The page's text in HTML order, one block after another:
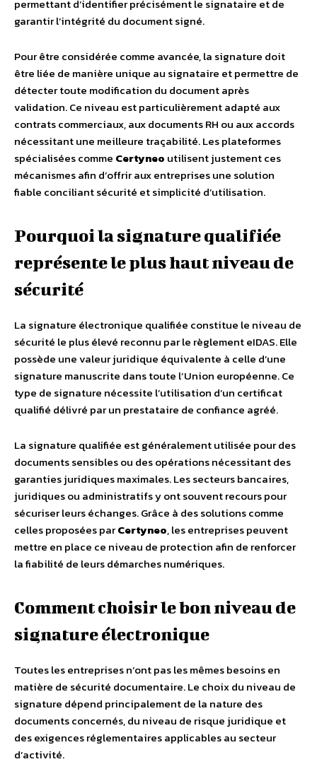
permettant d’identifier précisément le signataire et de
garantir l’intégrité du document signé.
Pour être considérée comme avancée, la signature doit
être liée de manière unique au signataire et permettre de
détecter toute modification du document après
validation. Ce niveau est particulièrement adapté aux
contrats commerciaux, aux documents RH ou aux accords
nécessitant une meilleure traçabilité. Les plateformes
spécialisées comme Certyneo utilisent justement ces
mécanismes afin d’offrir aux entreprises une solution
fiable conciliant sécurité et simplicité d’utilisation.
Pourquoi la signature qualifiée
représente le plus haut niveau de
sécurité
La signature électronique qualifiée constitue le niveau de
sécurité le plus élevé reconnu par le règlement eIDAS. Elle
possède une valeur juridique équivalente à celle d’une
signature manuscrite dans toute l’Union européenne. Ce
type de signature nécessite l’utilisation d’un certificat
qualifié délivré par un prestataire de confiance agréé.
La signature qualifiée est généralement utilisée pour des
documents sensibles ou des opérations nécessitant des
garanties juridiques maximales. Les secteurs bancaires,
juridiques ou administratifs y ont souvent recours pour
sécuriser leurs échanges. Grâce à des solutions comme
celles proposées parCertyneo, les entreprises peuvent
mettre en place ce niveau de protection afin de renforcer
la fiabilité de leurs démarches numériques.
Comment choisir le bon niveau de
signature électronique
Toutes les entreprises n’ont pas les mêmes besoins en
matière de sécurité documentaire. Le choix du niveau de
signature dépend principalement de la nature des
documents concernés, du niveau de risque juridique et
des exigences réglementaires applicables au secteur
d’activité.